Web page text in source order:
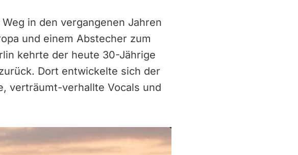
in den vergangenen Jahren
und einem Abstecher zum
kehrte der heute 30-Jährige
Dort entwickelte sich der
verträumt-verhallte Vocals und